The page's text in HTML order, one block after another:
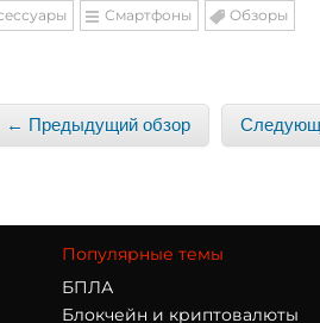
Смартфоны Обзоры
← Предыдущий обзор
Популярные темы
БПЛА
Блокчейн и криптовалюты